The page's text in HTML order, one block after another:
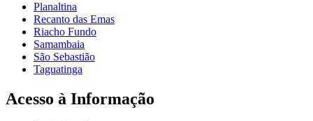
Planaltina
Recanto das Emas
Riacho Fundo
Samambaia
São Sebastião
Taguatinga
Acesso à Informação